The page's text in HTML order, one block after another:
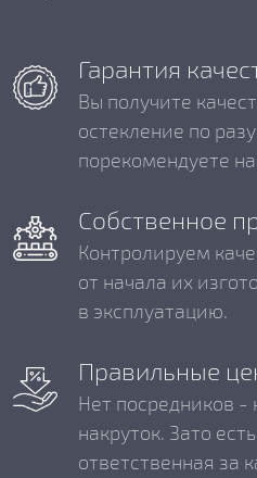
Гарантия
Вы получите
остекление по
порекомендуете
Собственное
Контролируем
от начала их
в эксплуатацию.
Правильные
Нет посредников -
накруток. Зато
ответственная за